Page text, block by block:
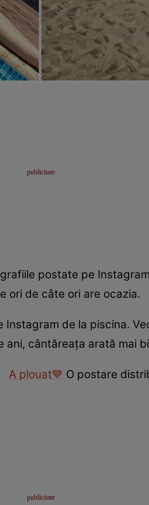
postate pe
ori de câte ori are ocazia.
de la piscina.
cântăreaţa arată mai
A plouat💙 O postare